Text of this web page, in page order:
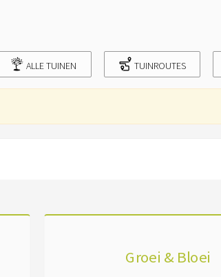
ALLE TUINEN TUINROUTES
Groei & Bloei